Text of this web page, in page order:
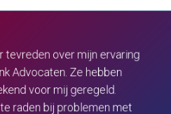
Ik ben erg goed
Advocaten. De
vriendelijk en de
erg goed. Zeker een